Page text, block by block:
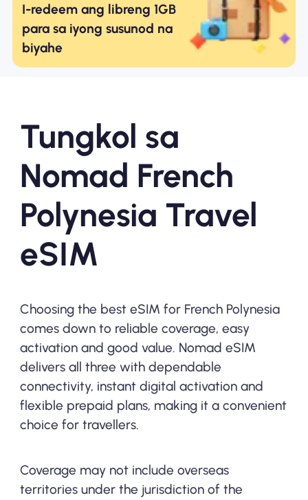
I-redeem ang libreng 1GB
para sa iyong susunod na
biyahe
Tungkol sa
Nomad French
Polynesia Travel
eSIM
Choosing the best eSIM for French Polynesia
comes down to reliable coverage, easy
activation and good value. Nomad eSIM
delivers all three with dependable
connectivity, instant digital activation and
flexible prepaid plans, making it a convenient
choice for travellers.
Coverage may not include overseas
territories under the jurisdiction of the